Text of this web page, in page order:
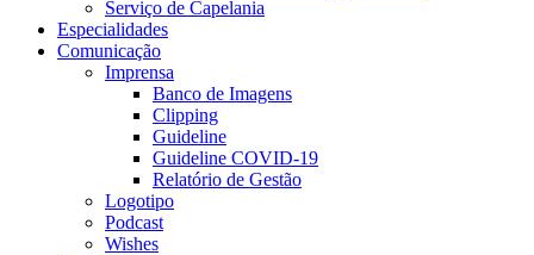
Serviço de Capelania
Especialidades
Comunicação
Imprensa
Banco de Imagens
Clipping
Guideline
Guideline COVID-19
Relatório de Gestão
Logotipo
Podcast
Wishes